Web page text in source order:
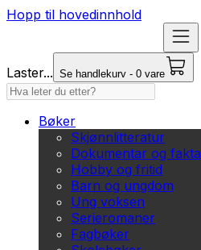
Hopp til hovedinnhold
Laster... Se handlekurv - 0 vare
Bøker
Skjønnlitteratur
Dokumentar og fakta
Hobby og fritid
Barn og ungdom
Ung voksen
Serieromaner
Fagbøker